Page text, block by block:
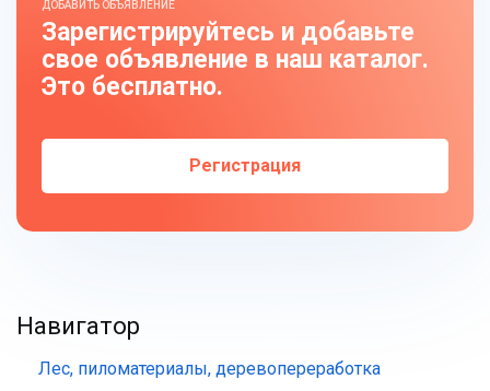
ДОБАВИТЬ ОБЪЯВЛЕНИЕ
Зарегистрируйтесь и добавьте
свое объявление в наш каталог.
Это бесплатно.
Регистрация
Навигатор
Лес, пиломатериалы, деревопереработка